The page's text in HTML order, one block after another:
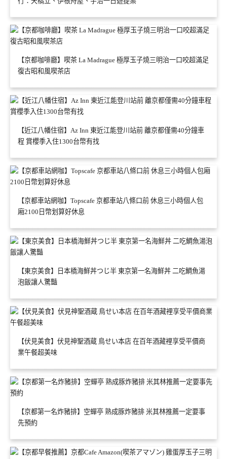
【京都咖啡廳】喫茶 La Madrague 極厚玉子燒三明治一口咬超滿足
復古昭和風喫茶店
【近江八幡住宿】Az Inn 東近江能登川站前 離京都僅需40分鐘車
程 賞櫻季入住1300台幣有找
【京都車站網咖】Topscafe 京都車站八條口前 休息三小時個人包
廂2100日幣划算好休息
【東京美食】日本橋海鮮丼つじ半 東京第一名海鮮丼 二吃鯛魚湯
泡飯讓人驚豔
【伏見美食】伏見神聖酒蔵 鳥せい本店 在百年酒藏裡享受平價商
業午餐超美味
【京都第一名炸豬排】空蟬亭 熟成豚炸豬排 米其林推薦一定要事
先預約